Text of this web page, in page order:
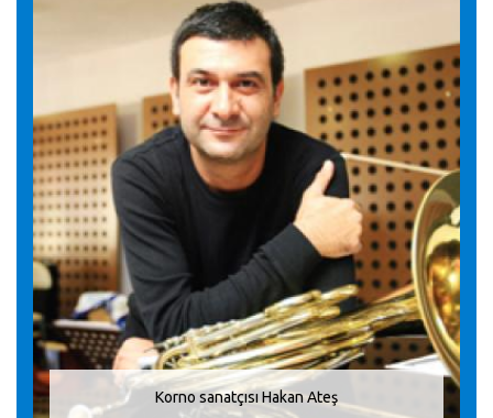
Korno sanatçısı Hakan Ateş